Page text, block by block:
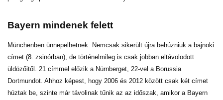
Bayern mindenek felett
Münchenben ünnepelhetnek. Nemcsak sikerült újra behúzniuk a bajnoki
címet (8. zsinórban), de történelmileg is csak jobban eltávolodott
üldözőitől. 21 címmel előzik a Nürnberget, 22-vel a Borussia
Dortmundot. Ahhoz képest, hogy 2006 és 2012 között csak két címet
húztak be, szinte már távolinak tűnik az az időszak, amikor a Bayern